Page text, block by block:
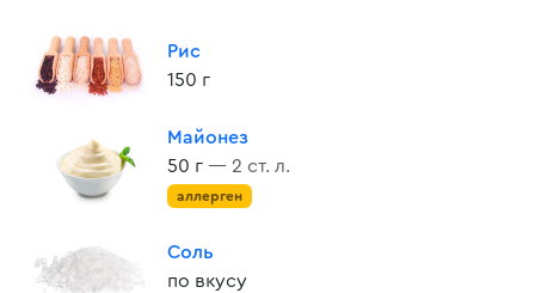
Рис
150 г
Майонез
50 г — 2 ст. л.
аллерген
Соль
по вкусу